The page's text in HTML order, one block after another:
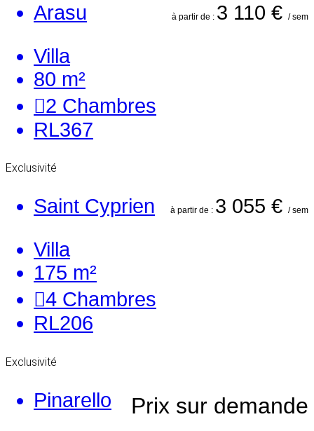
à partir de : 3 110 € / sem
Arasu
Villa
80 m²
2 Chambres
RL367
Exclusivité
à partir de : 3 055 € / sem
Saint Cyprien
Villa
175 m²
4 Chambres
RL206
Exclusivité
Prix sur demande
Pinarello